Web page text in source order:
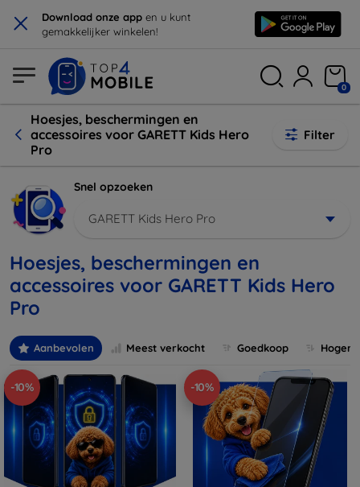
× Download onze app en u kunt
gemakkelijker winkelen!
0
Hoesjes, beschermingen en
accessoires voor GARETT Kids Hero
Pro
Filter
Snel opzoeken
GARETT Kids Hero Pro
Hoesjes, beschermingen en
accessoires voor GARETT Kids Hero
Pro
Aanbevolen Meest verkocht Goedkoop
-10% -10%